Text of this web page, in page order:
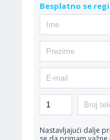
Besplatno se
Nastavljajući dalje